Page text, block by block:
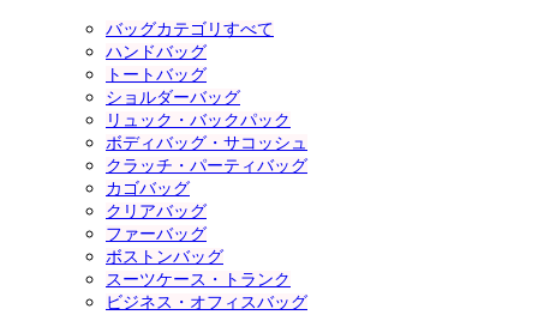
バッグカテゴリすべて
ハンドバッグ
トートバッグ
ショルダーバッグ
リュック・バックパック
ボディバッグ・サコッシュ
クラッチ・パーティバッグ
カゴバッグ
クリアバッグ
ファーバッグ
ボストンバッグ
スーツケース・トランク
ビジネス・オフィスバッグ